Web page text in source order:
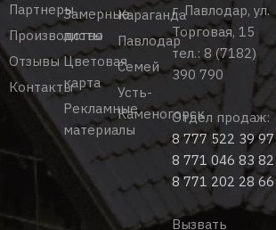
Партнеры
Производство
Отзывы
Контакты
Замерные
листы
Цветовая
карта
Рекламные
материалы
Караганда
Павлодар
Семей
Усть-
Каменогорск
г. Павлодар, ул.
Торговая, 15
тел.: 8 (7182)
390 790
Отдел продаж:
8 777 522 39 97
8 771 046 83 82
8 771 202 28 66
Вызвать